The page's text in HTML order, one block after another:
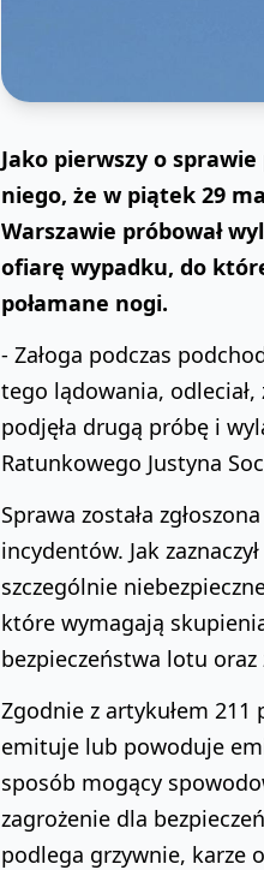
Jako pierwszy o
niego, że w piątek 29
Warszawie próbował
ofiarę wypadku, do
połamane nogi.
- Załoga podczas
tego lądowania, odleciał,
podjęła drugą próbę i
Ratunkowego Justyna
Sprawa została
incydentów. Jak
szczególnie
które wymagają
bezpieczeństwa lotu oraz
Zgodnie z artykułem
emituje lub powoduje
sposób mogący
zagrożenie dla
podlega grzywnie, karze